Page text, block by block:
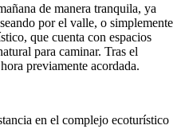
de manera tranquila, ya
por el valle, o simplemente
que cuenta con espacios
para caminar. Tras el
previamente acordada.
en el complejo ecoturístico